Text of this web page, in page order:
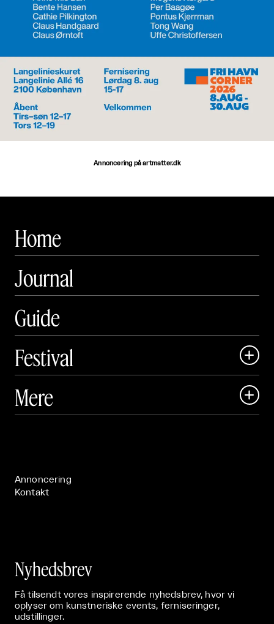
Annoncering på artmatter.dk
Home
Journal
Guide
Festival

 Art Matter Festival
Mere 
Annoncering
Kontakt
Nyhedsbrev
Få tilsendt vores inspirerende nyhedsbrev, hvor vi
oplyser om kunstneriske events, ferniseringer,
udstillinger.